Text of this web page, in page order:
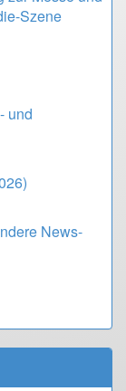
Szene
und
News-